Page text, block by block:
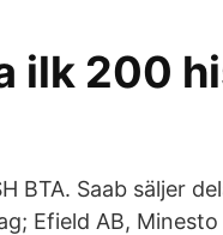
ilk 200
BTA. Saab säljer
Efield AB,